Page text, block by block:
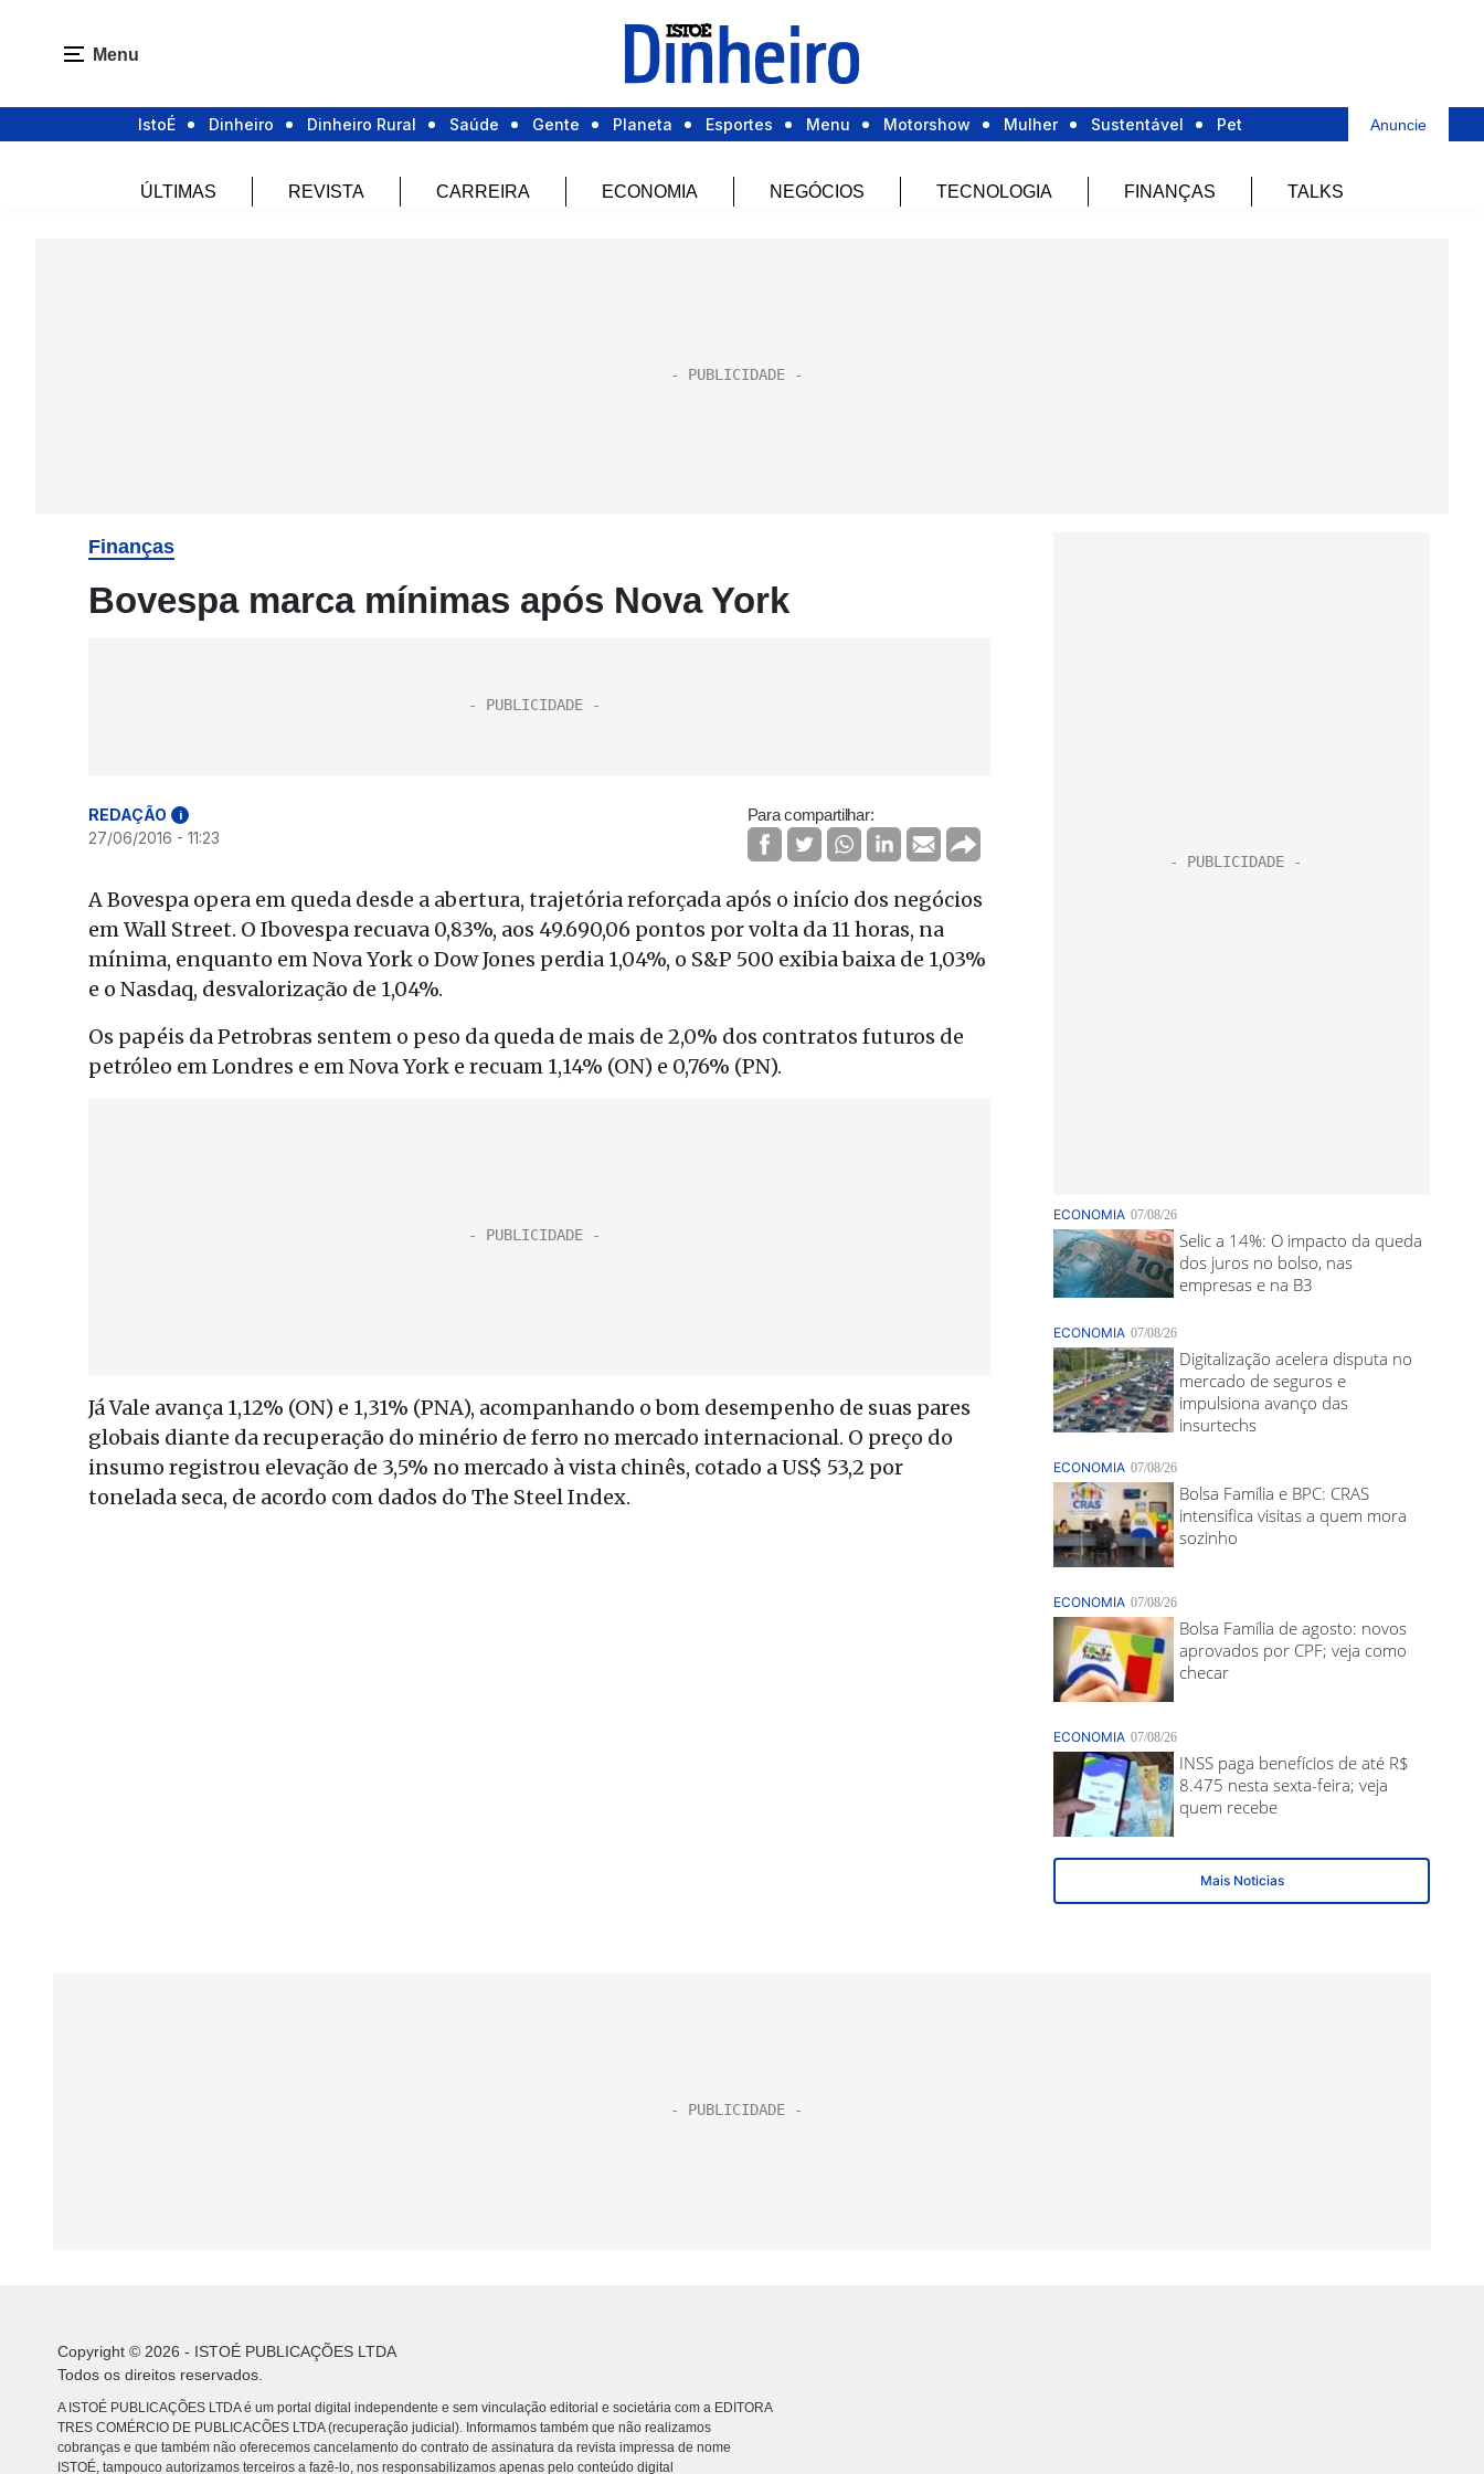
Menu
IstoÉ Dinheiro Dinheiro Rural Saúde Gente Planeta Esportes Menu Motorshow Mulher Sustentável Pet Anuncie
ÚLTIMAS REVISTA CARREIRA ECONOMIA NEGÓCIOS TECNOLOGIA FINANÇAS TALKS
Finanças
Bovespa marca mínimas após Nova York
REDAÇÃO i
27/06/2016 - 11:23
Para compartilhar:
A Bovespa opera em queda desde a abertura, trajetória reforçada após o início dos negócios
em Wall Street. O Ibovespa recuava 0,83%, aos 49.690,06 pontos por volta da 11 horas, na
mínima, enquanto em Nova York o Dow Jones perdia 1,04%, o S&P 500 exibia baixa de 1,03%
e o Nasdaq, desvalorização de 1,04%.
Os papéis da Petrobras sentem o peso da queda de mais de 2,0% dos contratos futuros de
petróleo em Londres e em Nova York e recuam 1,14% (ON) e 0,76% (PN).
Já Vale avança 1,12% (ON) e 1,31% (PNA), acompanhando o bom desempenho de suas pares
globais diante da recuperação do minério de ferro no mercado internacional. O preço do
insumo registrou elevação de 3,5% no mercado à vista chinês, cotado a US$ 53,2 por
tonelada seca, de acordo com dados do The Steel Index.
Copyright © 2026 - ISTOÉ PUBLICAÇÕES LTDA
Todos os direitos reservados.
A ISTOÉ PUBLICAÇÕES LTDA é um portal digital independente e sem vinculação editorial e societária com a EDITORA
TRES COMÉRCIO DE PUBLICACÕES LTDA (recuperação judicial). Informamos também que não realizamos
cobranças e que também não oferecemos cancelamento do contrato de assinatura da revista impressa de nome
ISTOÉ, tampouco autorizamos terceiros a fazê-lo, nos responsabilizamos apenas pelo conteúdo digital